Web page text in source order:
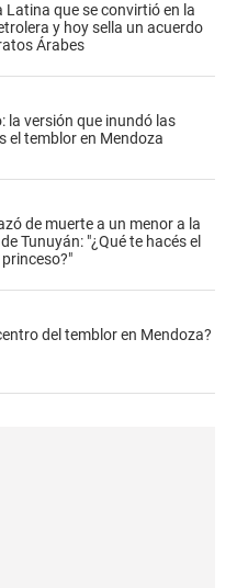
Latina que se convirtió en la
y hoy sella un acuerdo
Árabes
la versión que inundó las
el temblor en Mendoza
de muerte a un menor a la
Tunuyán: "¿Qué te hacés el
del temblor en Mendoza?